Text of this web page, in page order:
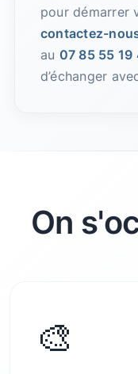
pour démarrer
contactez-
au 07 85 55 19
d’échanger
On
🎨